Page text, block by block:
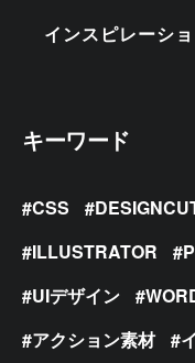
インスピレーシ
キーワード
CSS
ILLUSTRATOR
UIデザイン
アクション素材